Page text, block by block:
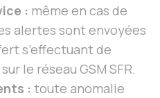
: même en cas de
alertes sont envoyées
s’effectuant de
le réseau GSM SFR.
: toute anomalie